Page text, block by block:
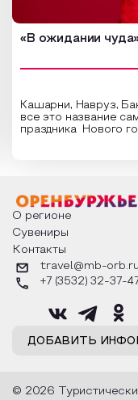
«В ожидании
Кашарни, Навруз,
все это название
праздника Нового
о том, как встречают
разных уголках
обряды совершают
благополучие, в чем
различаются
Дед Мороз и откуда
его называют в
страны и как
О регионе
Сувениры
Контакты
ДОБАВИТЬ
travel@mb-orb.ru
+7 (3532) 32-37-47
© 2026